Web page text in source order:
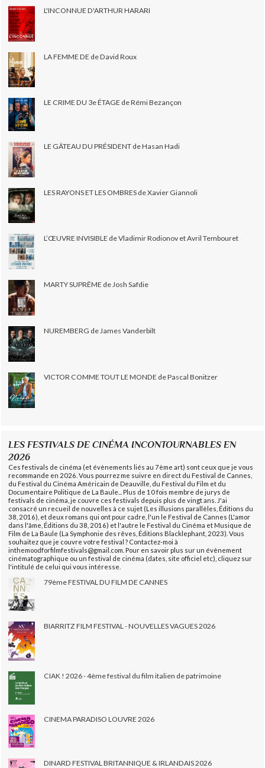
L'INCONNUE D'ARTHUR HARARI
LA FEMME DE de David Roux
LE CRIME DU 3e ÉTAGE de Rémi Bezançon
LE GÂTEAU DU PRÉSIDENT de Hasan Hadi
LES RAYONS ET LES OMBRES de Xavier Giannoli
L’ŒUVRE INVISIBLE de Vladimir Rodionov et Avril Tembouret
MARTY SUPRÊME de Josh Safdie
NUREMBERG de James Vanderbilt
VICTOR COMME TOUT LE MONDE de Pascal Bonitzer
LES FESTIVALS DE CINÉMA INCONTOURNABLES EN
2026
Ces festivals de cinéma (et évènements liés au 7ème art) sont ceux que je vous
recommande en 2026. Vous pourrez me suivre en direct du Festival de Cannes,
du Festival du Cinéma Américain de Deauville, du Festival du Film et du
Documentaire Politique de La Baule... Plus de 10 fois membre de jurys de
festivals de cinéma, je couvre ces festivals depuis plus de vingt ans. J'ai
consacré un recueil de nouvelles à ce sujet (Les illusions parallèles, Éditions du
38, 2016), et deux romans qui ont pour cadre, l'un le Festival de Cannes (L'amor
dans l'âme, Éditions du 38, 2016) et l'autre le Festival du Cinéma et Musique de
Film de La Baule (La Symphonie des rêves, Éditions Blacklephant, 2023). Vous
souhaitez que je couvre votre festival ? Contactez-moi à
inthemoodforfilmfestivals@gmail.com. Pour en savoir plus sur un évènement
cinématographique ou un festival de cinéma (dates, site officiel etc), cliquez sur
l'intitulé de celui qui vous intéresse.
79ème FESTIVAL DU FILM DE CANNES
BIARRITZ FILM FESTIVAL - NOUVELLES VAGUES 2026
CIAK ! 2026 - 4ème festival du film italien de patrimoine
CINEMA PARADISO LOUVRE 2026
DINARD FESTIVAL BRITANNIQUE & IRLANDAIS 2026